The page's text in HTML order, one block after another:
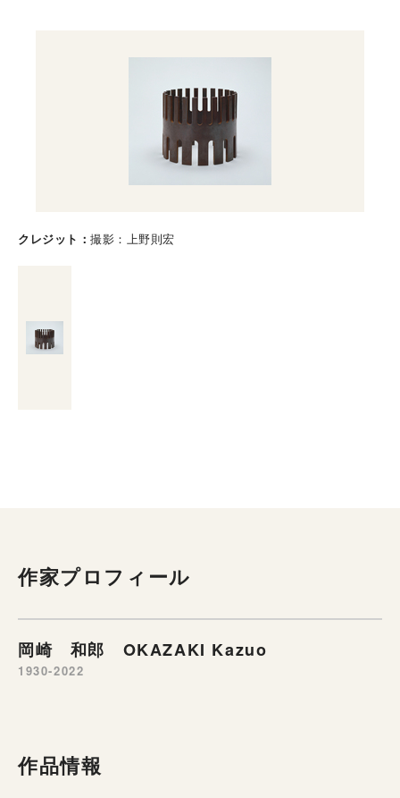
クレジット 撮影：上野則宏
作家プロフィール
岡崎 和郎 OKAZAKI Kazuo
1930-2022
作品情報